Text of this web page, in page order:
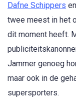
Dafne Schippers en
twee meest in het
dit moment heeft.
Jammer genoeg
maar ook in de
supersporters.